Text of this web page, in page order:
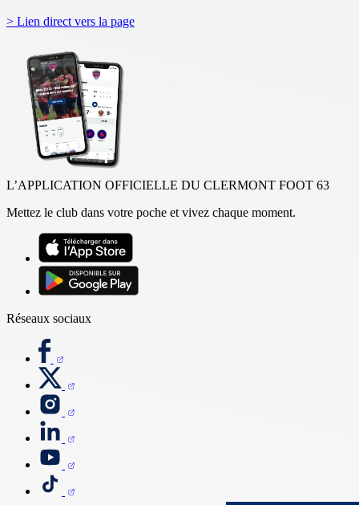
> Lien direct vers la page
L’APPLICATION OFFICIELLE DU CLERMONT FOOT 63
Mettez le club dans votre poche et vivez chaque moment.
Réseaux sociaux